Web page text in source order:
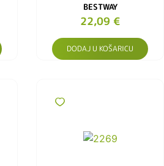
BESTWAY
22,09 €
DODAJ U KOŠARICU